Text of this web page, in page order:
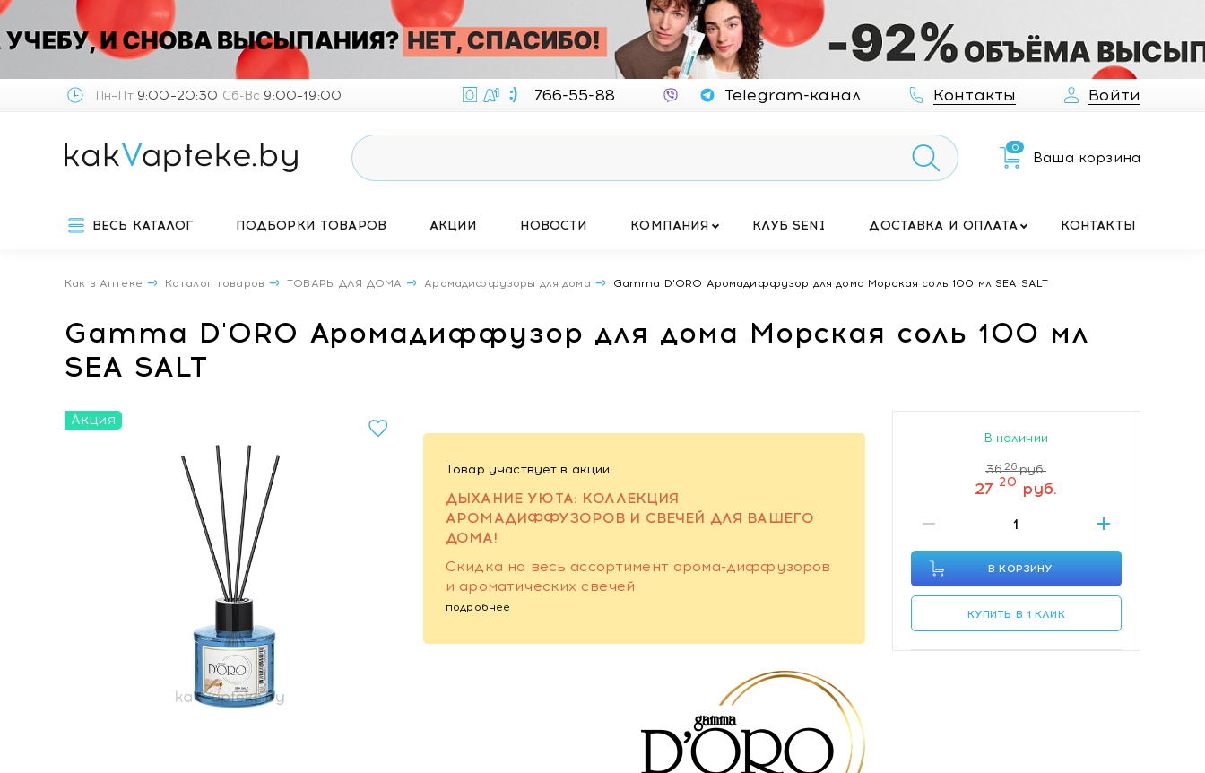
Пн–Пт9:00–20:30 Сб-Вс 9:00–19:00 766-55-88 Telegram-канал Контакты Войти
0
Ваша корзина
ВЕСЬ КАТАЛОГ ПОДБОРКИ ТОВАРОВ АКЦИИ НОВОСТИ КОМПАНИЯ КЛУБ SENI ДОСТАВКА И ОПЛАТА КОНТАКТЫ
Как в Аптеке Каталог товаров ТОВАРЫ ДЛЯ ДОМА Аромадиффузоры для дома Gamma D'ORO Аромадиффузор для дома Морская соль 100 мл SEA SALT
Gamma D'ORO Аромадиффузор для дома Морская соль 100 мл
SEA SALT
Акция
Товар участвует в акции:
ДЫХАНИЕ УЮТА: КОЛЛЕКЦИЯ
АРОМАДИФФУЗОРОВ И СВЕЧЕЙ ДЛЯ ВАШЕГО
ДОМА!
Скидка на весь ассортимент арома-диффузоров
и ароматических свечей
подробнее
В наличии
3626 руб.
27 20 руб.
В КОРЗИНУ
КУПИТЬ В 1 КЛИК